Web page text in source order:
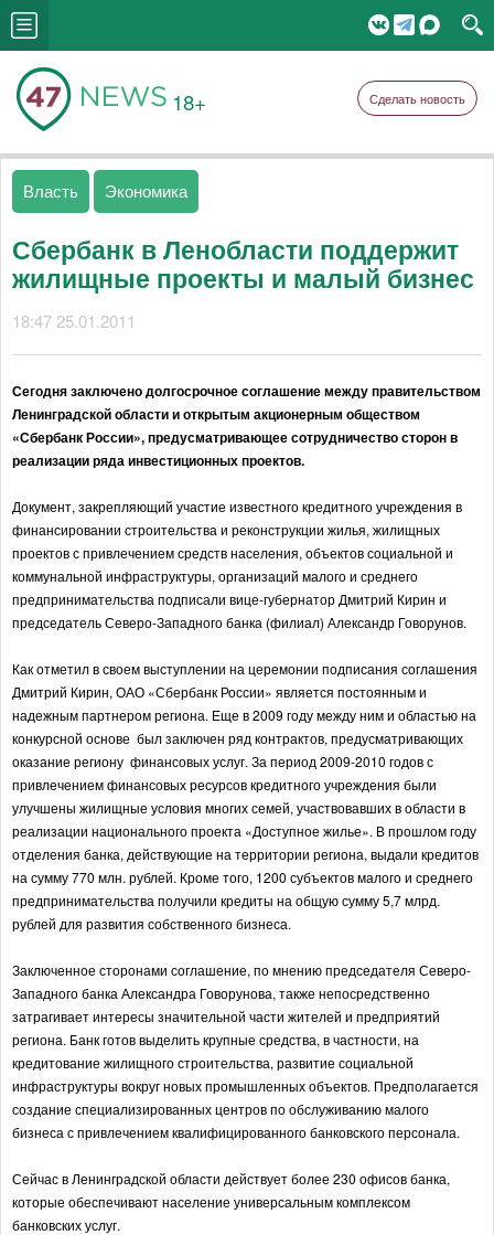
18+ Сделать новость
Власть Экономика
Сбербанк в Ленобласти поддержит
жилищные проекты и малый бизнес
18:47 25.01.2011
Сегодня заключено долгосрочное соглашение между правительством
Ленинградской области и открытым акционерным обществом
«Сбербанк России», предусматривающее сотрудничество сторон в
реализации ряда инвестиционных проектов.
Документ, закрепляющий участие известного кредитного учреждения в
финансировании строительства и реконструкции жилья, жилищных
проектов с привлечением средств населения, объектов социальной и
коммунальной инфраструктуры, организаций малого и среднего
предпринимательства подписали вице-губернатор Дмитрий Кирин и
председатель Северо-Западного банка (филиал) Александр Говорунов.
Как отметил в своем выступлении на церемонии подписания соглашения
Дмитрий Кирин, ОАО «Сбербанк России» является постоянным и
надежным партнером региона. Еще в 2009 году между ним и областью на
конкурсной основе был заключен ряд контрактов, предусматривающих
оказание региону финансовых услуг. За период 2009-2010 годов с
привлечением финансовых ресурсов кредитного учреждения были
улучшены жилищные условия многих семей, участвовавших в области в
реализации национального проекта «Доступное жилье». В прошлом году
отделения банка, действующие на территории региона, выдали кредитов
на сумму 770 млн. рублей. Кроме того, 1200 субъектов малого и среднего
предпринимательства получили кредиты на общую сумму 5,7 млрд.
рублей для развития собственного бизнеса.
Заключенное сторонами соглашение, по мнению председателя Северо-
Западного банка Александра Говорунова, также непосредственно
затрагивает интересы значительной части жителей и предприятий
региона. Банк готов выделить крупные средства, в частности, на
кредитование жилищного строительства, развитие социальной
инфраструктуры вокруг новых промышленных объектов. Предполагается
создание специализированных центров по обслуживанию малого
бизнеса с привлечением квалифицированного банковского персонала.
Сейчас в Ленинградской области действует более 230 офисов банка,
которые обеспечивают население универсальным комплексом
банковских услуг.